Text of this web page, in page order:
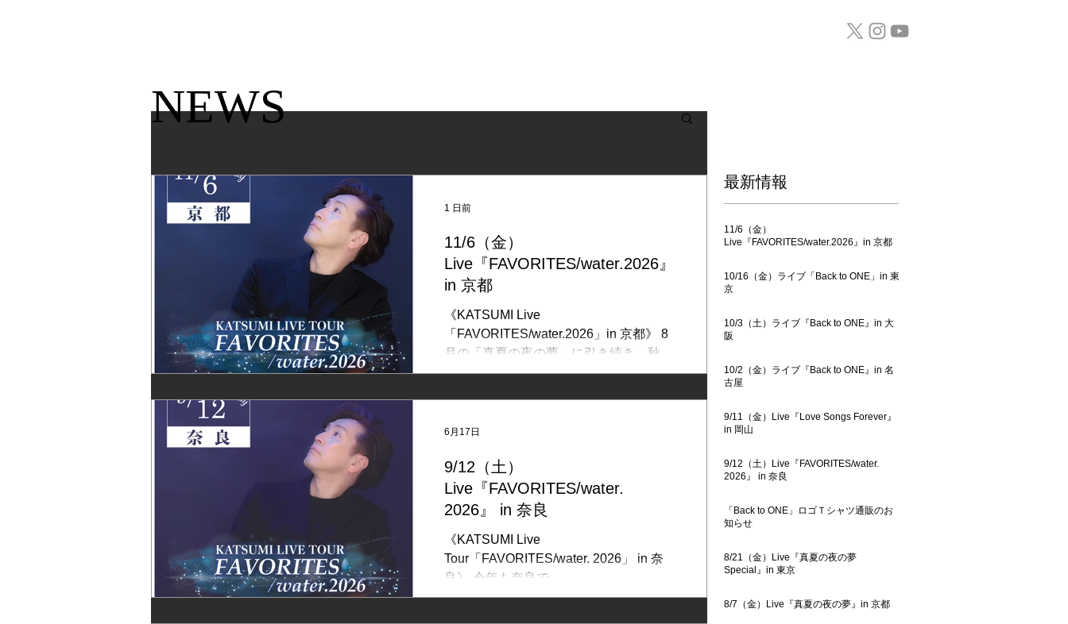
11/6（金）
Live『FAVORITES/water.2026』
in 京都
《KATSUMI Live
「FAVORITES/water.2026」in 京都》 8
月の「真夏の夜の夢」に引き続き、秋に
も恒例の京都ライブを。 KATSUMIの魅
します！ ◆日時：2026/11/6（金）開場
バーウイングス （京都市東山区東大路通
新橋上ル西側梅本町270） Tel:075-204-
9966 ◆出演：KATSUMI（Vo, Pf） ◆料
7,000円（税込） ＊別途1ドリンク ＊全
自由 ＊入場順は、整理番号のある方か
ら。 ＊整理番号をお持ちの方は、開場時
間15分前頃までに入口前にお越しくださ
1 日前
9/12（土）
Live『FAVORITES/water.
2026』 in 奈良
《KATSUMI Live
Tour「FAVORITES/water. 2026」 in 奈
良》 今年も奈良で
「FAVORITES/water.」ライブを行いま
6月17日
NEWS​
​最新情報
11/6（金）
Live『FAVORITES/water.2026』in 京都
10/16（金）ライブ「Back to ONE」in 東
京
10/3（土）ライブ『Back to ONE』in 大
阪
10/2（金）ライブ『Back to ONE』in 名
古屋
9/11（金）Live『Love Songs Forever』
in 岡山
9/12（土）Live『FAVORITES/water.
2026』 in 奈良
「Back to ONE」ロゴＴシャツ通販のお
知らせ
8/21（金）Live『真夏の夜の夢
Special』in 東京
8/7（金）Live『真夏の夜の夢』in 京都